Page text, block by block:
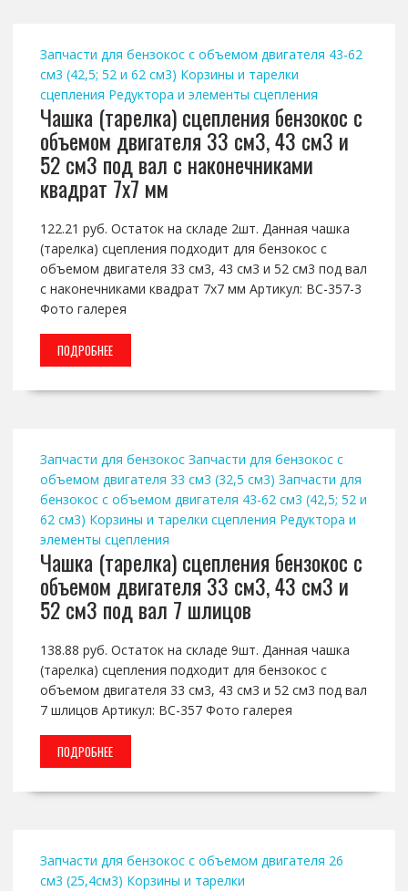
Запчасти для бензокос с объемом двигателя 43-62
см3 (42,5; 52 и 62 см3) Корзины и тарелки
сцепления Редуктора и элементы сцепления
Чашка (тарелка) сцепления бензокос с
объемом двигателя 33 см3, 43 см3 и
52 см3 под вал с наконечниками
квадрат 7х7 мм
122.21 руб. Остаток на складе 2шт. Данная чашка
(тарелка) сцепления подходит для бензокос с
объемом двигателя 33 см3, 43 см3 и 52 см3 под вал
с наконечниками квадрат 7х7 мм Артикул: BC-357-3
Фото галерея
ПОДРОБНЕЕ
Запчасти для бензокос Запчасти для бензокос с
объемом двигателя 33 см3 (32,5 см3) Запчасти для
бензокос с объемом двигателя 43-62 см3 (42,5; 52 и
62 см3) Корзины и тарелки сцепления Редуктора и
элементы сцепления
Чашка (тарелка) сцепления бензокос с
объемом двигателя 33 см3, 43 см3 и
52 см3 под вал 7 шлицов
138.88 руб. Остаток на складе 9шт. Данная чашка
(тарелка) сцепления подходит для бензокос с
объемом двигателя 33 см3, 43 см3 и 52 см3 под вал
7 шлицов Артикул: BC-357 Фото галерея
ПОДРОБНЕЕ
Запчасти для бензокос с объемом двигателя 26
см3 (25,4см3) Корзины и тарелки